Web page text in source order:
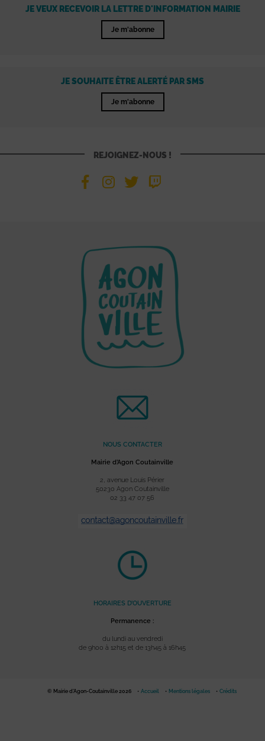
JE VEUX RECEVOIR LA LETTRE D'INFORMATION MAIRIE
Je m'abonne
JE SOUHAITE ÊTRE ALERTÉ PAR SMS
Je m'abonne
REJOIGNEZ-NOUS !
NOUS CONTACTER
Mairie d’Agon Coutainville
2, avenue Louis Périer
50230 Agon Coutainville
02 33 47 07 56
HORAIRES D’OUVERTURE
Permanence :
du lundi au vendredi
de 9h00 à 12h15 et de 13h45 à 16h45
© Mairie d'Agon-Coutainville 2026 Accueil Mentions légales Crédits